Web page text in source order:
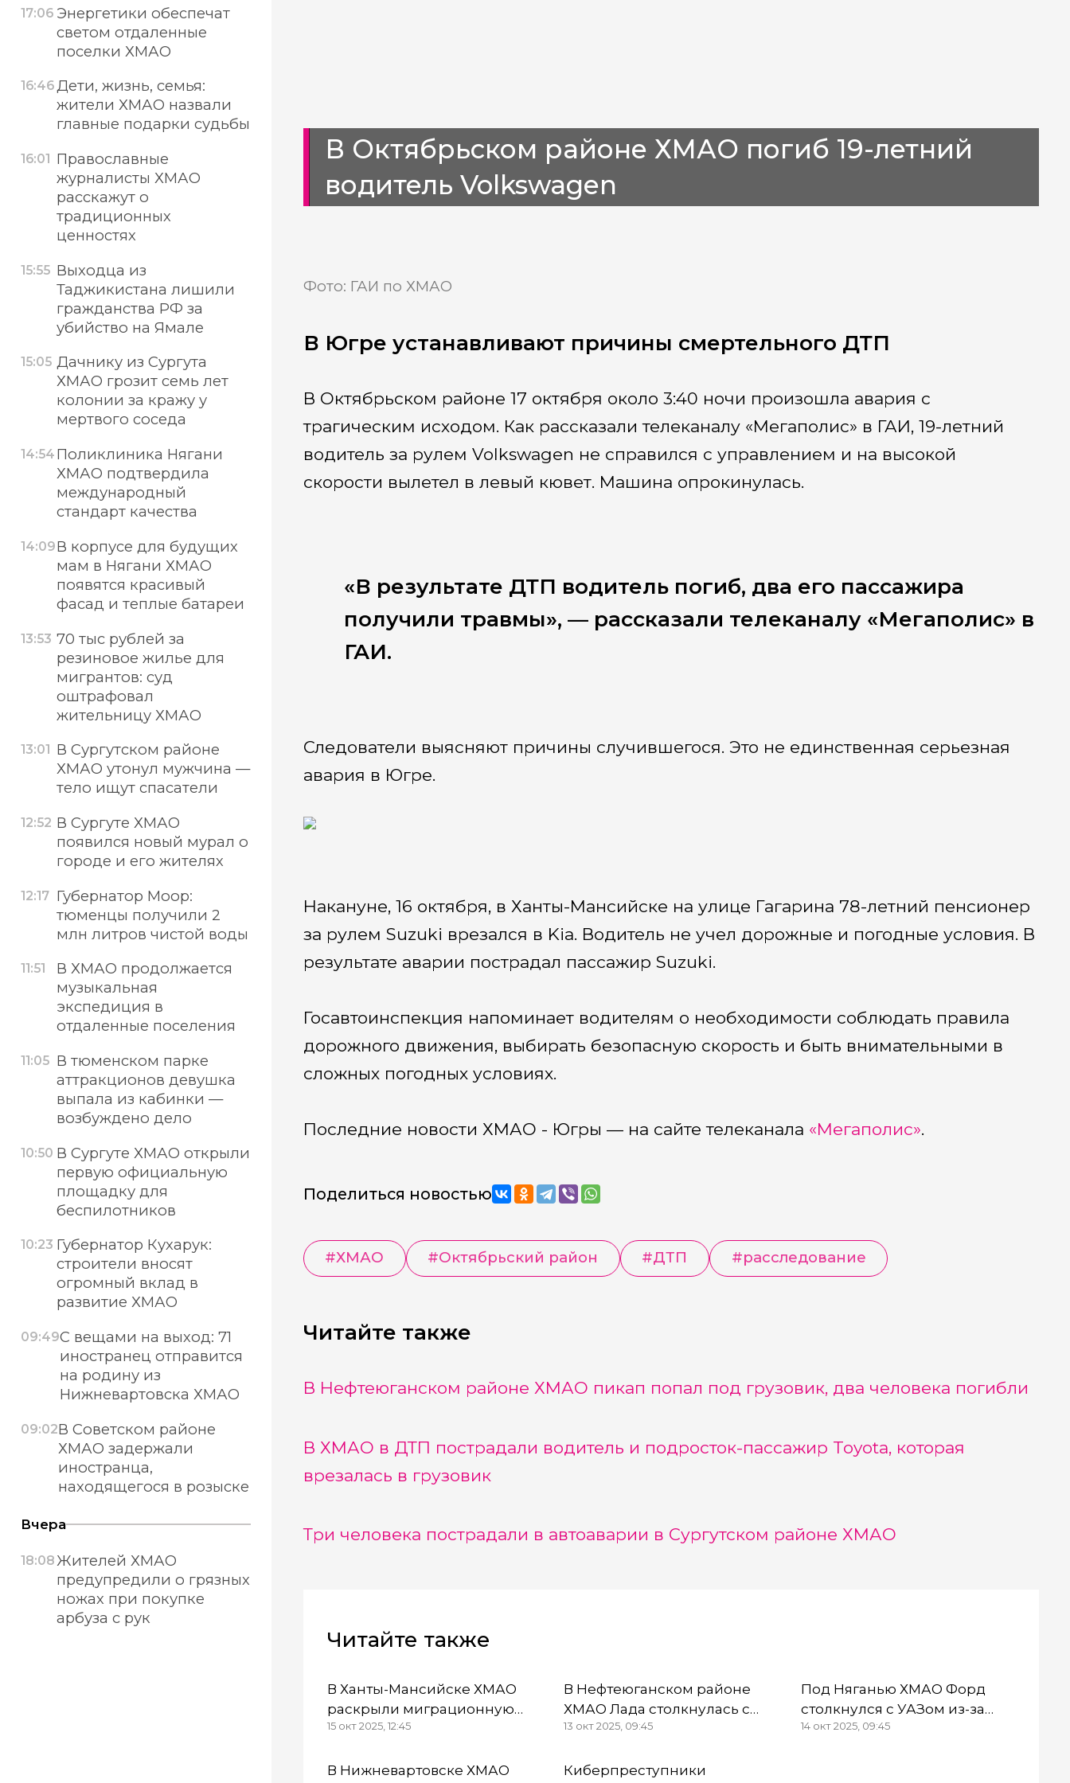
В Октябрьском районе ХМАО погиб 19-летний
водитель Volkswagen
Фото: ГАИ по ХМАО
В Югре устанавливают причины смертельного ДТП
В Октябрьском районе 17 октября около 3:40 ночи произошла авария с
трагическим исходом. Как рассказали телеканалу «Мегаполис» в ГАИ, 19-летний
водитель за рулем Volkswagen не справился с управлением и на высокой
скорости вылетел в левый кювет. Машина опрокинулась.
«В результате ДТП водитель погиб, два его пассажира
получили травмы», — рассказали телеканалу «Мегаполис» в
ГАИ.
Следователи выясняют причины случившегося. Это не единственная серьезная
авария в Югре.
Накануне, 16 октября, в Ханты-Мансийске на улице Гагарина 78-летний пенсионер
за рулем Suzuki врезался в Kia. Водитель не учел дорожные и погодные условия. В
результате аварии пострадал пассажир Suzuki.
Госавтоинспекция напоминает водителям о необходимости соблюдать правила
дорожного движения, выбирать безопасную скорость и быть внимательными в
сложных погодных условиях.
Последние новости ХМАО - Югры — на сайте телеканала «Мегаполис».
Поделиться новостью
#ХМАО #Октябрьский район #ДТП #расследование
Читайте также
В Нефтеюганском районе ХМАО пикап попал под грузовик, два человека погибли
В ХМАО в ДТП пострадали водитель и подросток-пассажир Toyota, которая
врезалась в грузовик
Три человека пострадали в автоаварии в Сургутском районе ХМАО
Читайте также
В Ханты-Мансийске ХМАО
раскрыли миграционную
ОПГ
15 окт 2025, 12:45
В Нефтеюганском районе
ХМАО Лада столкнулась с
Тойотой — есть жертвы
13 окт 2025, 09:45
Под Няганью ХМАО Форд
столкнулся с УАЗом из-за
невключенных фар
14 окт 2025, 09:45
В Нижневартовске ХМАО
Киберпреступники
17:06 Энергетики обеспечат
светом отдаленные
поселки ХМАО
16:46Дети, жизнь, семья:
жители ХМАО назвали
главные подарки судьбы
16:01 Православные
журналисты ХМАО
расскажут о
традиционных
ценностях
15:55 Выходца из
Таджикистана лишили
гражданства РФ за
убийство на Ямале
15:05 Дачнику из Сургута
ХМАО грозит семь лет
колонии за кражу у
мертвого соседа
14:54 Поликлиника Нягани
ХМАО подтвердила
международный
стандарт качества
14:09В корпусе для будущих
мам в Нягани ХМАО
появятся красивый
фасад и теплые батареи
13:53 70 тыс рублей за
резиновое жилье для
мигрантов: суд
оштрафовал
жительницу ХМАО
13:01
В Сургутском районе
ХМАО утонул мужчина —
тело ищут спасатели
12:52 В Сургуте ХМАО
появился новый мурал о
городе и его жителях
12:17 Губернатор Моор:
тюменцы получили 2
млн литров чистой воды
11:51
В ХМАО продолжается
музыкальная
экспедиция в
отдаленные поселения
11:05 В тюменском парке
аттракционов девушка
выпала из кабинки —
возбуждено дело
10:50 В Сургуте ХМАО открыли
первую официальную
площадку для
беспилотников
10:23 Губернатор Кухарук:
строители вносят
огромный вклад в
развитие ХМАО
09:49С вещами на выход: 71
иностранец отправится
на родину из
Нижневартовска ХМАО
09:02В Советском районе
ХМАО задержали
иностранца,
находящегося в розыске
Вчера
18:08Жителей ХМАО
предупредили о грязных
ножах при покупке
арбуза с рук